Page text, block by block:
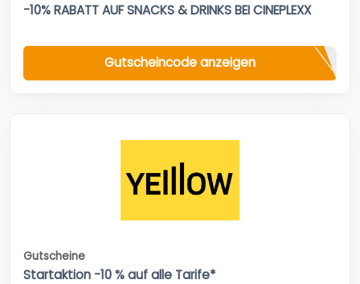
-10% RABATT AUF SNACKS & DRINKS BEI CINEPLEXX
Gutscheincode anzeigen
Gutscheine
Startaktion -10 % auf alle Tarife*